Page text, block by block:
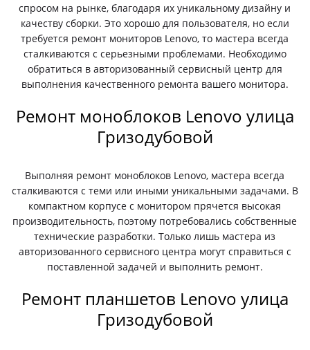
спросом на рынке, благодаря их уникальному дизайну и
качеству сборки. Это хорошо для пользователя, но если
требуется ремонт мониторов Lenovo, то мастера всегда
сталкиваются с серьезными проблемами. Необходимо
обратиться в авторизованный сервисный центр для
выполнения качественного ремонта вашего монитора.
Ремонт моноблоков Lenovo улица
Гризодубовой
Выполняя ремонт моноблоков Lenovo, мастера всегда
сталкиваются с теми или иными уникальными задачами. В
компактном корпусе с монитором прячется высокая
производительность, поэтому потребовались собственные
технические разработки. Только лишь мастера из
авторизованного сервисного центра могут справиться с
поставленной задачей и выполнить ремонт.
Ремонт планшетов Lenovo улица
Гризодубовой